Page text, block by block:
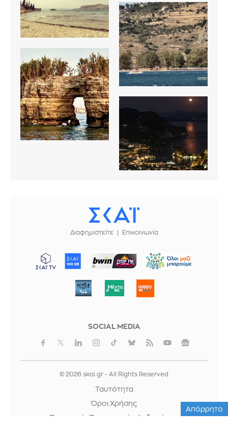
Διαφημιστείτε Επικοινωνία
ΜΠΟΡΟΥΜΕ
SOCIAL MEDIA
© 2026 skai.gr - All Rights Reserved
Ταυτότητα
Όροι Χρήσης
Προστασία Προσωπικών Δεδομένων
Απόρρητο